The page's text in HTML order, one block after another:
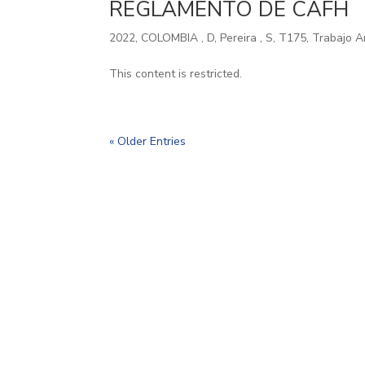
REGLAMENTO DE CAFH
2022, COLOMBIA ,D,Pereira ,S, T175, Trabajo
This content is restricted.
« Older Entries